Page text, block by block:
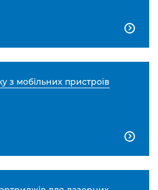

з мобільних пристроїв
